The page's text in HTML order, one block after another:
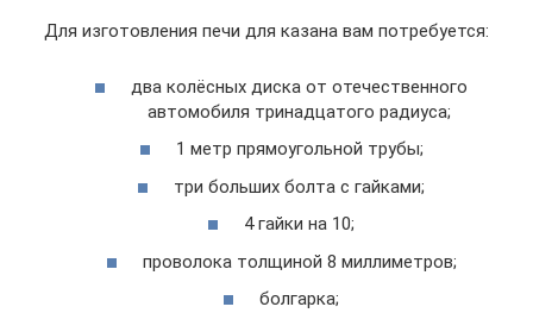
Для изготовления печи для казана вам потребуется:
два колёсных диска от отечественного
автомобиля тринадцатого радиуса;
1 метр прямоугольной трубы;
три больших болта с гайками;
4 гайки на 10;
проволока толщиной 8 миллиметров;
болгарка;